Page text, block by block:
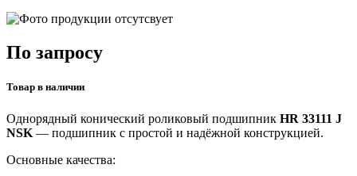
По запросу
Товар в наличии
Однорядный конический роликовый подшипник HR 33111 J
NSK — подшипник с простой и надёжной конструкцией.
Основные качества: